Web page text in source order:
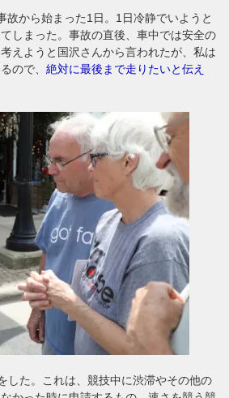
から始まった1日。1日冷静でいようと
しまった。事故の直後、車中では安全の
えようと国沢さんから言われたが、私は
ので、 絶対に最後まで走りたいと伝え
した。これは、競技中に渋滞やその他の